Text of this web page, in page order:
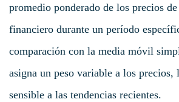
promedio ponderado de los precios
financiero durante un período
comparación con la media móvil
asigna un peso variable a los precios,
sensible a las tendencias recientes.